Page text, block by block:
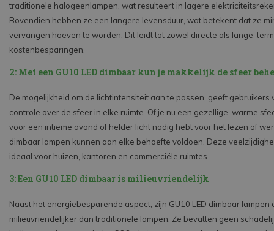
traditionele halogeenlampen, wat resulteert in lagere
Bovendien hebben ze een langere levensduur, wat betekent dat ze
vervangen hoeven te worden. Dit leidt tot zowel directe als lange-
kostenbesparingen.
2: Met een GU10 LED dimbaar kun je makkelijk de sfeer
De mogelijkheid om de lichtintensiteit aan te passen, geeft gebruikers
controle over de sfeer in elke ruimte. Of je nu een gezellige, warme
voor een intieme avond of helder licht nodig hebt voor het lezen of
dimbaar lampen kunnen aan elke behoefte voldoen. Deze
ideaal voor huizen, kantoren en commerciële ruimtes.
3: Een GU10 LED dimbaar is milieuvriendelijk
Naast het energiebesparende aspect, zijn GU10 LED dimbaar lampen
milieuvriendelijker dan traditionele lampen. Ze bevatten geen